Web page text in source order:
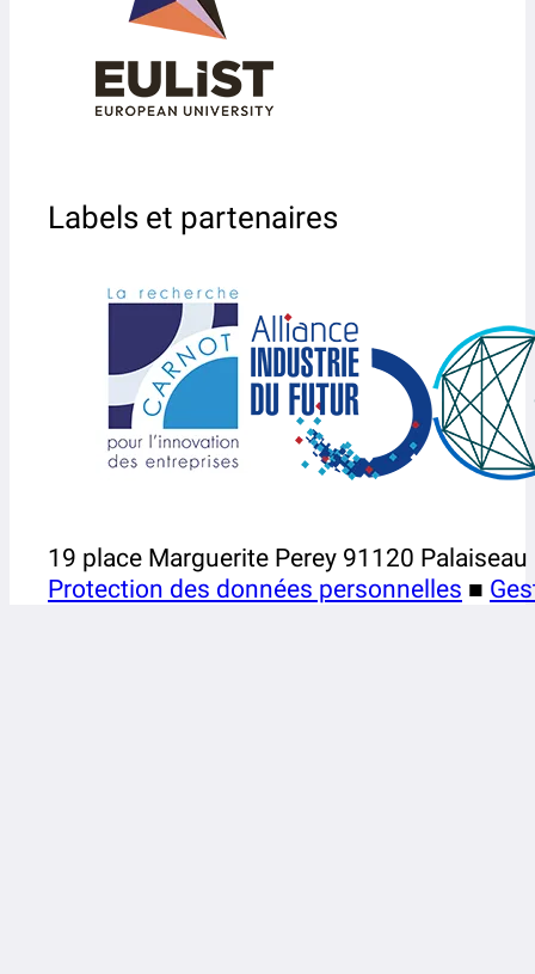
Labels et partenaires
19 place Marguerite Perey 91120
Protection des données personnelles ■